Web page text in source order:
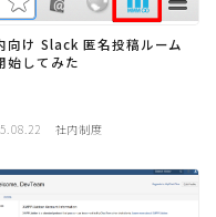
向け Slack 匿名投稿ルーム
始してみた
社内制度